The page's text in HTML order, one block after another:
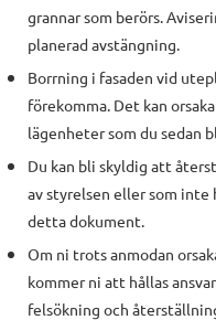
grannar som berörs.
planerad avstängning.
Borrning i fasaden vid
förekomma. Det kan
lägenheter som du sedan
Du kan bli skyldig att
av styrelsen eller som
detta dokument.
Om ni trots anmodan
kommer ni att hållas
felsökning och